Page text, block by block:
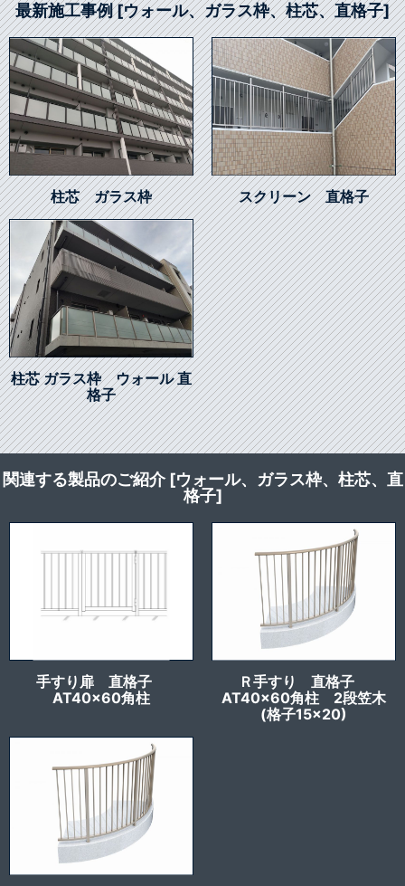
最新施工事例 [ウォール、ガラス枠、柱芯、直格子]
柱芯 ガラス枠 スクリーン 直格子
柱芯 ガラス枠 ウォール 直
格子
関連する製品のご紹介 [ウォール、ガラス枠、柱芯、直
格子]
手すり扉 直格子
AT40x60角柱
Ｒ手すり 直格子
AT40x60角柱 2段笠木
(格子15×20)